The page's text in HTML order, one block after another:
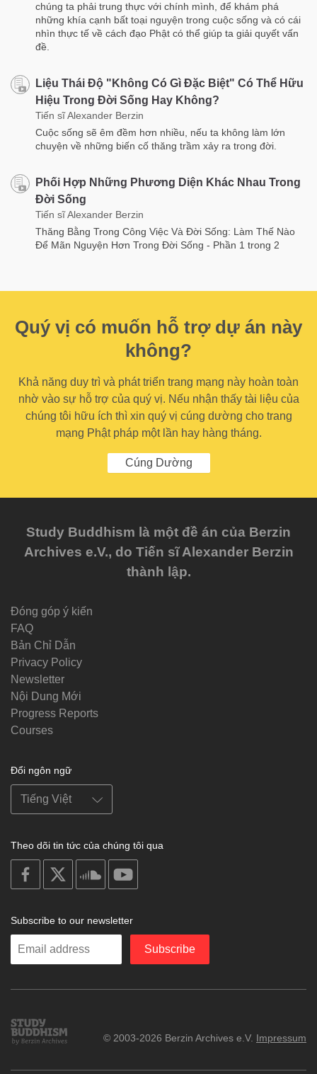
chúng ta phải trung thực với chính mình, để khám phá
những khía cạnh bất toại nguyện trong cuộc sống và có cái
nhìn thực tế về cách đạo Phật có thể giúp ta giải quyết vấn
đề.
Liệu Thái Độ "Không Có Gì Đặc Biệt" Có Thể Hữu
Hiệu Trong Đời Sống Hay Không?
Tiến sĩ Alexander Berzin
Cuộc sống sẽ êm đềm hơn nhiều, nếu ta không làm lớn
chuyện về những biến cố thăng trầm xảy ra trong đời.
Phối Hợp Những Phương Diện Khác Nhau Trong
Đời Sống
Tiến sĩ Alexander Berzin
Thăng Bằng Trong Công Việc Và Đời Sống: Làm Thế Nào
Để Mãn Nguyện Hơn Trong Đời Sống - Phần 1 trong 2
Quý vị có muốn hỗ trợ dự án này
không?
Khả năng duy trì và phát triển trang mạng này hoàn toàn
nhờ vào sự hỗ trợ của quý vị. Nếu nhận thấy tài liệu của
chúng tôi hữu ích thì xin quý vị cúng dường cho trang
mạng Phật pháp một lần hay hàng tháng.
Cúng Dường
Study Buddhism là một đề án của Berzin
Archives e.V., do Tiến sĩ Alexander Berzin
thành lập.
Đóng góp ý kiến
FAQ
Bản Chỉ Dẫn
Privacy Policy
Newsletter
Nội Dung Mới
Progress Reports
Courses
Đổi ngôn ngữ
Theo dõi tin tức của chúng tôi qua
on
facebook
soundcloud
Subscribe to our newsletter
Enter
Subscribe
Study
Buddhism
© 2003-2026 Berzin Archives e.V. Impressum